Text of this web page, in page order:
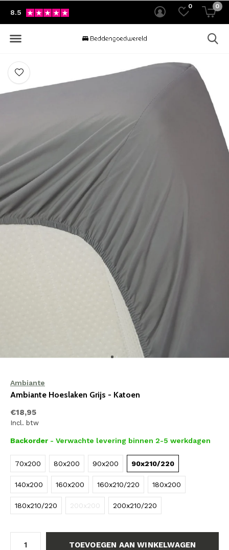
0 0
8.5
Ambiante
Ambiante Hoeslaken Grijs - Katoen
€18,95
Incl. btw
Backorder - Verwachte levering binnen 2-5 werkdagen
70x200 80x200 90x200 90x210/220
140x200 160x200 160x210/220 180x200
180x210/220 200x200 200x210/220
TOEVOEGEN AAN WINKELWAGEN